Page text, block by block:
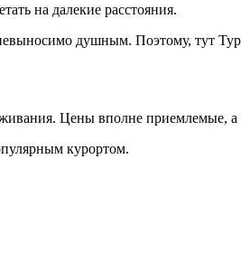
на далекие расстояния.
душным. Поэтому, тут
Цены вполне приемлемые, а
курортом.